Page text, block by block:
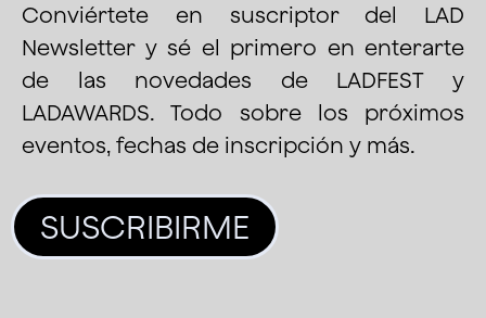
Conviértete en suscriptor del LAD
Newsletter y sé el primero en enterarte
de las novedades de LADFEST y
LADAWARDS. Todo sobre los próximos
eventos, fechas de inscripción y más.
SUSCRIBIRME